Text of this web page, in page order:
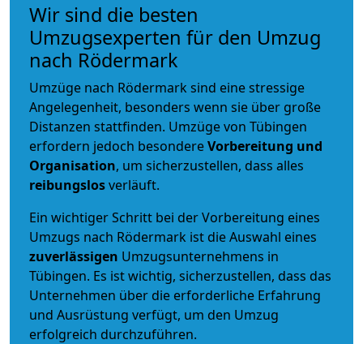
Wir sind die besten
Umzugsexperten für den Umzug
nach Rödermark
Umzüge nach Rödermark sind eine stressige
Angelegenheit, besonders wenn sie über große
Distanzen stattfinden. Umzüge von Tübingen
erfordern jedoch besondereVorbereitung und
Organisation, um sicherzustellen, dass alles
reibungslosverläuft.
Ein wichtiger Schritt bei der Vorbereitung eines
Umzugs nach Rödermark ist die Auswahl eines
zuverlässigen Umzugsunternehmens in
Tübingen. Es ist wichtig, sicherzustellen, dass das
Unternehmen über die erforderliche Erfahrung
und Ausrüstung verfügt, um den Umzug
erfolgreich durchzuführen.